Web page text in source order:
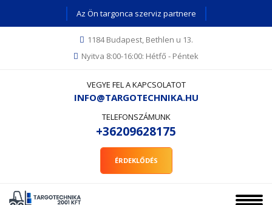
Az Ön targonca szerviz partnere
1184 Budapest, Bethlen u 13.
Nyitva 8:00-16:00: Hétfő - Péntek
VEGYE FEL A KAPCSOLATOT
INFO@TARGOTECHNIKA.HU
TELEFONSZÁMUNK
+36209628175
ÉRDEKLŐDÉS